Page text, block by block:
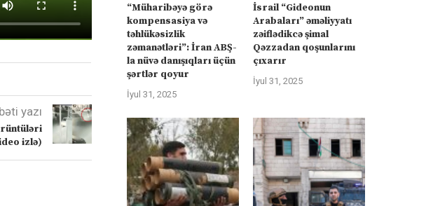
yazı
izlə)
“Müharibəyə görə
kompensasiya və
təhlükəsizlik
zəmanətləri”: İran ABŞ-
la nüvə danışıqları üçün
şərtlər qoyur
İyul 31, 2025
İsrail “Gideonun
Arabaları” əməliyyatı
zəiflədikcə şimal
Qəzzadan qoşunlarını
çıxarır
İyul 31, 2025